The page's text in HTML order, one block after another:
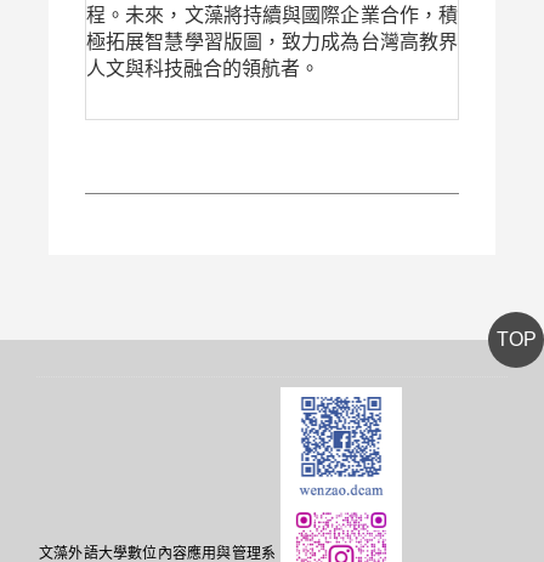
程。未來，文藻將持續與國際企業合作，積
極拓展智慧學習版圖，致力成為台灣高教界
人文與科技融合的領航者。
文藻外語大學數位內容應用與管理系
TOP